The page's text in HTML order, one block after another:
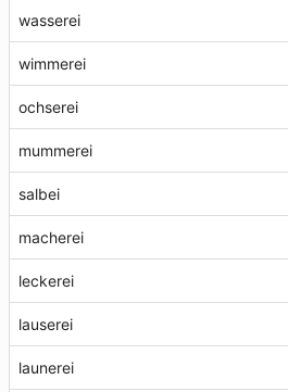
wasserei
wimmerei
ochserei
mummerei
salbei
macherei
leckerei
lauserei
launerei